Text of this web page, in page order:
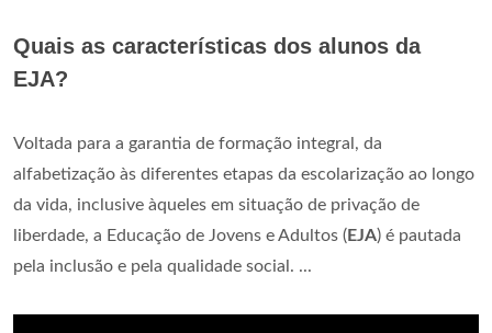
Quais as características dos alunos da
EJA?
Voltada para a garantia de formação integral, da
alfabetização às diferentes etapas da escolarização ao longo
da vida, inclusive àqueles em situação de privação de
liberdade, a Educação de Jovens e Adultos (EJA) é pautada
pela inclusão e pela qualidade social. ...